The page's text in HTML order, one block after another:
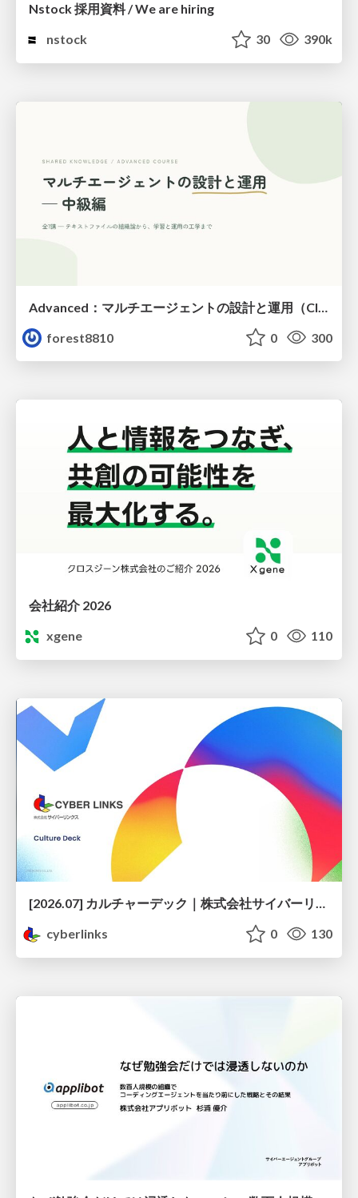
Nstock 採用資料 / We are hiring
nstock
30 390k
forest8810
0 300
会社紹介 2026
xgene
0 110
[2026.07] カルチャーデック｜株式会社サイバーリンクス
cyberlinks
0 130